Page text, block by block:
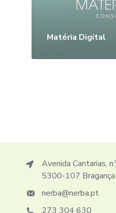
Matéria Digital
Avenida Cantarias,
5300-107 Bragança
nerba@nerba.pt
273 304 630